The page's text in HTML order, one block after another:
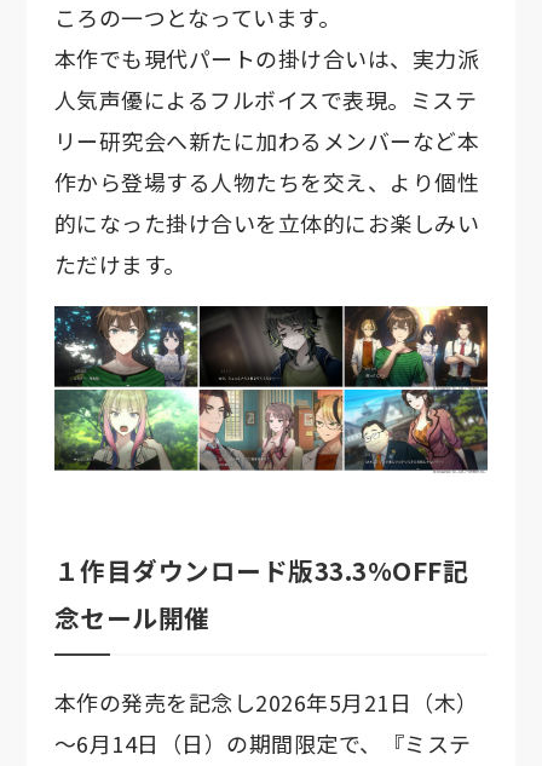
ころの一つとなっています。
本作でも現代パートの掛け合いは、実力派
人気声優によるフルボイスで表現。ミステ
リー研究会へ新たに加わるメンバーなど本
作から登場する人物たちを交え、より個性
的になった掛け合いを立体的にお楽しみい
ただけます。
１作目ダウンロード版33.3%OFF記
念セール開催
本作の発売を記念し2026年5月21日（木）
～6月14日（日）の期間限定で、『ミステ